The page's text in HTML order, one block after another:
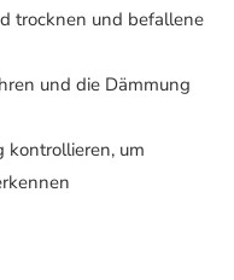
trocknen und befallene
und die Dämmung
kontrollieren, um